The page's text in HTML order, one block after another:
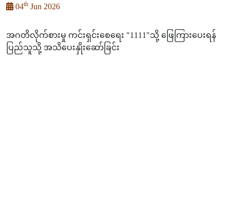
04th Jun 2026
အဂတိလိုက်စားမှု ကင်းရှင်းစေရေး "1111"သို့ ဖြေကြားပေးရန်
ပြည်သူသို့ အသိပေးနှိုးဆော်ခြင်း